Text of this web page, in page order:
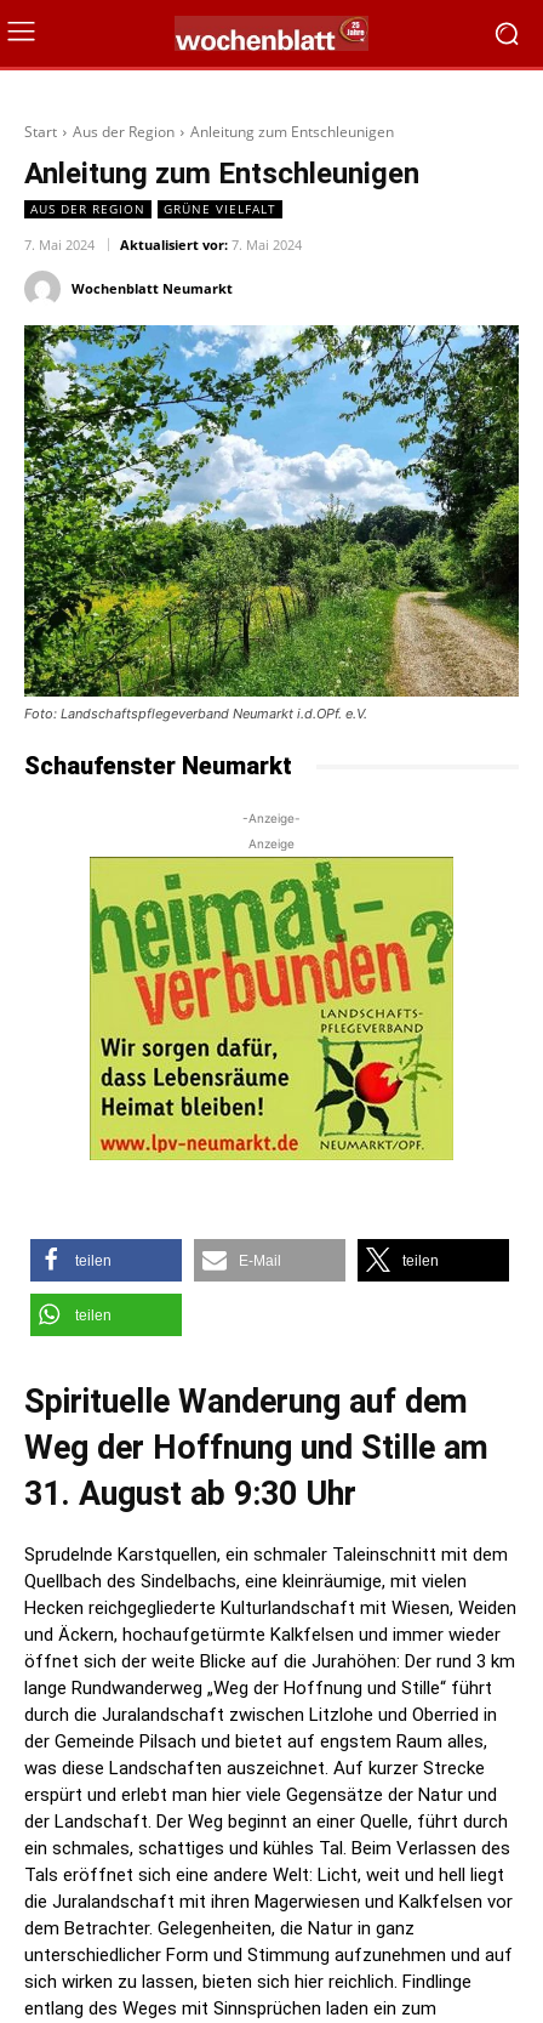
Start Aus der Region Anleitung zum Entschleunigen
Anleitung zum Entschleunigen
AUS DER REGION GRÜNE VIELFALT
7. Mai 2024 Aktualisiert vor: 7. Mai 2024
Wochenblatt Neumarkt
Foto: Landschaftspflegeverband Neumarkt i.d.OPf. e.V.
Schaufenster Neumarkt
-Anzeige-
Anzeige
teilen E-Mail teilen
teilen
Spirituelle Wanderung auf dem
Weg der Hoffnung und Stille am
31. August ab 9:30 Uhr
Sprudelnde Karstquellen, ein schmaler Taleinschnitt mit dem
Quellbach des Sindelbachs, eine kleinräumige, mit vielen
Hecken reichgegliederte Kulturlandschaft mit Wiesen, Weiden
und Äckern, hochaufgetürmte Kalkfelsen und immer wieder
öffnet sich der weite Blicke auf die Jurahöhen: Der rund 3 km
lange Rundwanderweg „Weg der Hoffnung und Stille“ führt
durch die Juralandschaft zwischen Litzlohe und Oberried in
der Gemeinde Pilsach und bietet auf engstem Raum alles,
was diese Landschaften auszeichnet. Auf kurzer Strecke
erspürt und erlebt man hier viele Gegensätze der Natur und
der Landschaft. Der Weg beginnt an einer Quelle, führt durch
ein schmales, schattiges und kühles Tal. Beim Verlassen des
Tals eröffnet sich eine andere Welt: Licht, weit und hell liegt
die Juralandschaft mit ihren Magerwiesen und Kalkfelsen vor
dem Betrachter. Gelegenheiten, die Natur in ganz
unterschiedlicher Form und Stimmung aufzunehmen und auf
sich wirken zu lassen, bieten sich hier reichlich. Findlinge
entlang des Weges mit Sinnsprüchen laden ein zum